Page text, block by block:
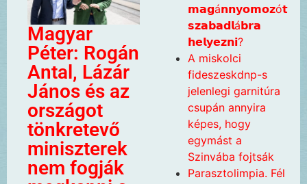
Magyar
Péter: Rogán
Antal, Lázár
János és az
országot
tönkretevő
miniszterek
nem fogják
𝗺𝗮𝗴á𝗻𝗻𝘆𝗼𝗺𝗼𝘇ó𝘁
𝘀𝘇𝗮𝗯𝗮𝗱𝗹á𝗯𝗿𝗮
𝗵𝗲𝗹𝘆𝗲𝘇𝗻𝗶?
A miskolci
fideszeskdnp-s
jelenlegi garnitúra
csupán annyira
képes, hogy
egymást a
Szinvába fojtsák
Parasztolimpia. Fél